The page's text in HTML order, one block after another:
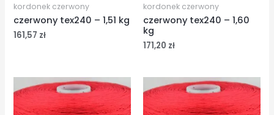
kordonek czerwony
czerwony tex240 – 1,51 kg
161,57 zł
kordonek czerwony
czerwony tex240 – 1,60
kg
171,20 zł